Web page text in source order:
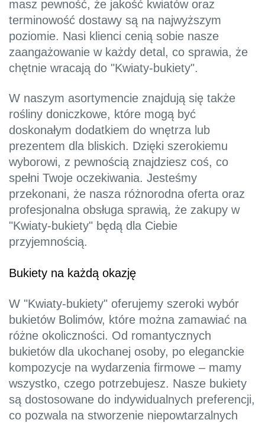
masz pewność, że jakość kwiatów oraz
terminowość dostawy są na najwyższym
poziomie. Nasi klienci cenią sobie nasze
zaangażowanie w każdy detal, co sprawia, że
chętnie wracają do "Kwiaty-bukiety".
W naszym asortymencie znajdują się także
rośliny doniczkowe, które mogą być
doskonałym dodatkiem do wnętrza lub
prezentem dla bliskich. Dzięki szerokiemu
wyborowi, z pewnością znajdziesz coś, co
spełni Twoje oczekiwania. Jesteśmy
przekonani, że nasza różnorodna oferta oraz
profesjonalna obsługa sprawią, że zakupy w
"Kwiaty-bukiety" będą dla Ciebie
przyjemnością.
Bukiety na każdą okazję
W "Kwiaty-bukiety" oferujemy szeroki wybór
bukietów Bolimów, które można zamawiać na
różne okoliczności. Od romantycznych
bukietów dla ukochanej osoby, po eleganckie
kompozycje na wydarzenia firmowe – mamy
wszystko, czego potrzebujesz. Nasze bukiety
są dostosowane do indywidualnych preferencji,
co pozwala na stworzenie niepowtarzalnych